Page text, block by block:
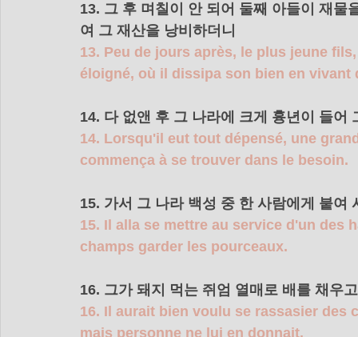
13. 그 후 며칠이 안 되어 둘째 아들이 재물
여 그 재산을 낭비하더니
13. Peu de jours après, le plus jeune
éloigné, où il dissipa son bien en vivant
14. 다 없앤 후 그 나라에 크게 흉년이 들어
14. Lorsqu'il eut tout dépensé, une
commença à se trouver dans le besoin.
15. 가서 그 나라 백성 중 한 사람에게 붙
15. Il alla se mettre au service d'un des
champs garder les pourceaux.
16. 그가 돼지 먹는 쥐엄 열매로 배를 채우
16. Il aurait bien voulu se rassasier
mais personne ne lui en donnait.